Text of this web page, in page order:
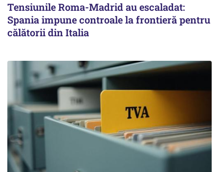
Tensiunile Roma-Madrid au escaladat:
Spania impune controale la frontieră pentru
călătorii din Italia